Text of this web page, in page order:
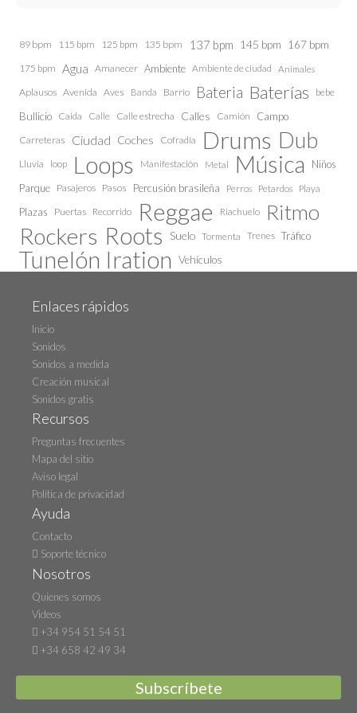
89 bpm 115 bpm 125 bpm 135 bpm 137 bpm 145 bpm 167 bpm
175 bpm Agua Amanecer Ambiente Ambiente de ciudad Animales
Aplausos Avenida Aves Banda Barrio Bateria Baterías bebe
Bullicio Caida Calle Calle estrecha Calles Camión Campo
Carreteras Ciudad Coches Cofradía Drums Dub
Lluvia loop Loops Manifestación Metal Música
Niños
Parque Pasajeros Pasos Percusión brasileña Perros Petardos Playa
Plazas Puertas Recorrido Reggae Riachuelo Ritmo
Rockers Roots Suelo Tormenta Trenes Tráfico
Tunelón Iration Vehículos
Enlaces rápidos
Inicio
Sonidos
Sonidos a medida
Creación musical
Sonidos gratis
Recursos
Preguntas frecuentes
Mapa del sitio
Aviso legal
Política de privacidad
Ayuda
Contacto
Soporte técnico
Nosotros
Quienes somos
Videos
+34 954 51 54 51
+34 658 42 49 34
Subscríbete